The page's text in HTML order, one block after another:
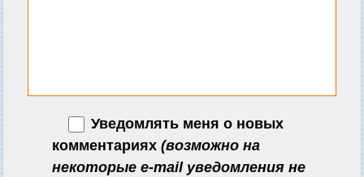
Уведомлять меня о новых
комментариях (возможно на
некоторые e-mail уведомления не